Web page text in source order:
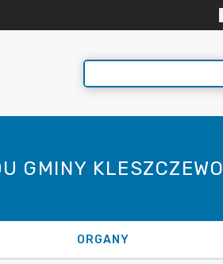
GMINY KLESZCZEWO
ORGANY